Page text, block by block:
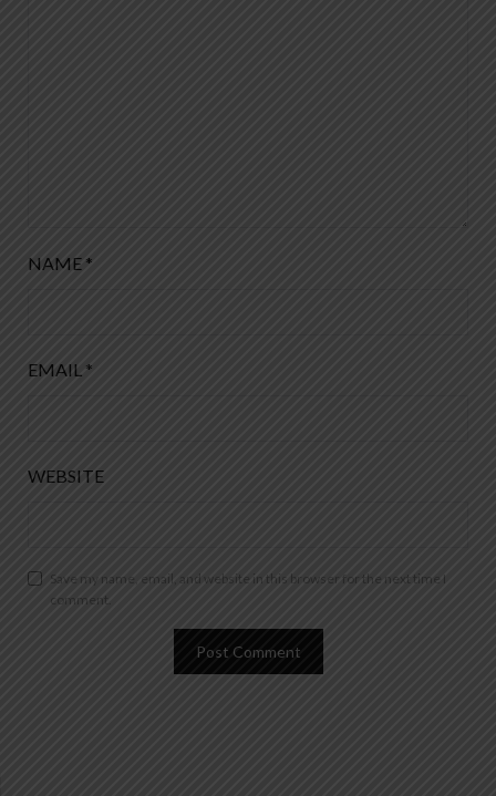
NAME *
EMAIL *
WEBSITE
Save my name, email, and website in this browser for the next time I
comment.